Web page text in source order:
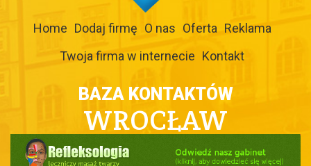
Home Dodaj firmę O nas Oferta Reklama
Twoja firma w internecie Kontakt
BAZA KONTAKTÓW
WROCŁAW